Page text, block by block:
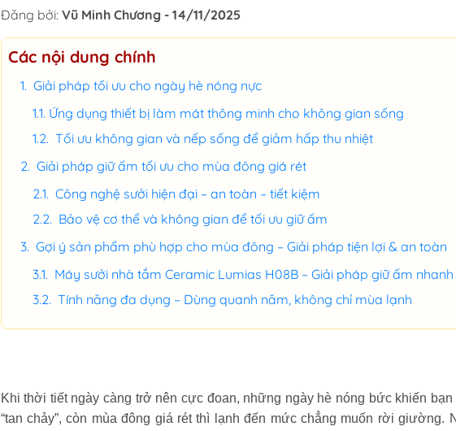
Đăng bởi: Vũ Minh Chương - 14/11/2025
Các nội dung chính
Giải pháp tối ưu cho ngày hè nóng nực
Ứng dụng thiết bị làm mát thông minh cho không gian sống
Tối ưu không gian và nếp sống để giảm hấp thu nhiệt
Giải pháp giữ ấm tối ưu cho mùa đông giá rét
Công nghệ sưởi hiện đại – an toàn – tiết kiệm
Bảo vệ cơ thể và không gian để tối ưu giữ ấm
Gợi ý sản phẩm phù hợp cho mùa đông – Giải pháp tiện lợi & an toàn
Máy sưởi nhà tắm Ceramic Lumias H08B – Giải pháp giữ ấm
Tính năng đa dụng – Dùng quanh năm, không chỉ mùa lạnh
Khi thời tiết ngày càng trở nên cực đoan, những ngày hè nóng bức khiến bạn
“tan chảy”, còn mùa đông giá rét thì lạnh đến mức chẳng muốn rời giường.